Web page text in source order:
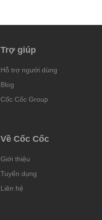
Trợ giúp
Hỗ trợ người dùng
Blog
Cốc Cốc Group
Về Cốc Cốc
Giới thiệu
Tuyển dụng
Liên hệ